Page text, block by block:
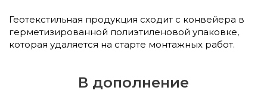
Геотекстильная продукция сходит с конвейера в
герметизированной полиэтиленовой упаковке,
которая удаляется на старте монтажных работ.
В дополнение